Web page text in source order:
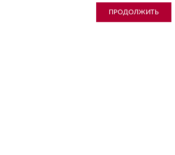
ПРОДОЛЖИТЬ